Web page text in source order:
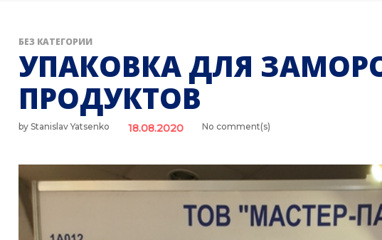
БЕЗ КАТЕГОРИИ
УПАКОВКА ДЛЯ
ПРОДУКТОВ
by Stanislav Yatsenko 18.08.2020 No comment(s)